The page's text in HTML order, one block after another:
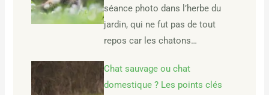
séance photo dans l’herbe du
jardin, qui ne fut pas de tout
repos car les chatons…
Chat sauvage ou chat
domestique ? Les points clés